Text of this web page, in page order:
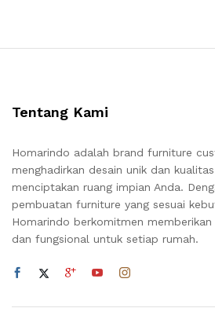
Tentang Kami
Homarindo adalah brand furniture
menghadirkan desain unik dan
menciptakan ruang impian Anda.
pembuatan furniture yang sesuai
Homarindo berkomitmen
dan fungsional untuk setiap rumah.